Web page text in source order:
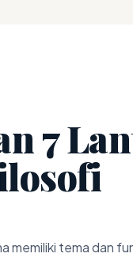
7
memiliki tema dan